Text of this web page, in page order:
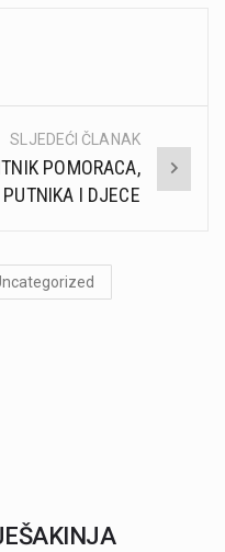
SLJEDEĆI ČLANAK
POMORACA,
PUTNIKA I DJECE